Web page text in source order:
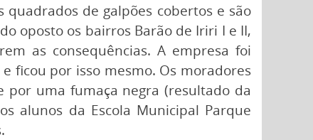
de galpões cobertos e são
oposto os bairros Barão de Iriri I e II,
as consequências. A empresa foi
ficou por isso mesmo. Os moradores
uma fumaça negra (resultado da
alunos da Escola Municipal Parque